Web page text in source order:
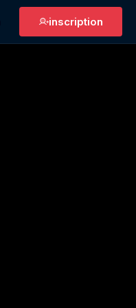
inscription